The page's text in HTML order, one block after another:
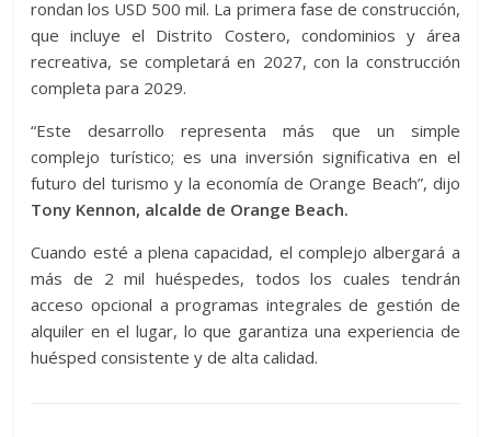
rondan los USD 500 mil. La primera fase de construcción,
que incluye el Distrito Costero, condominios y área
recreativa, se completará en 2027, con la construcción
completa para 2029.
“Este desarrollo representa más que un simple
complejo turístico; es una inversión significativa en el
futuro del turismo y la economía de Orange Beach”, dijo
Tony Kennon, alcalde de Orange Beach.
Cuando esté a plena capacidad, el complejo albergará a
más de 2 mil huéspedes, todos los cuales tendrán
acceso opcional a programas integrales de gestión de
alquiler en el lugar, lo que garantiza una experiencia de
huésped consistente y de alta calidad.